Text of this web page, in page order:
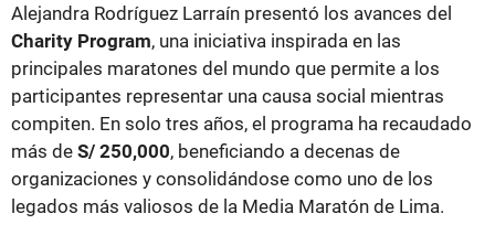
Alejandra Rodríguez Larraín presentó los avances del
Charity Program, una iniciativa inspirada en las
principales maratones del mundo que permite a los
participantes representar una causa social mientras
compiten. En solo tres años, el programa ha recaudado
más de S/ 250,000, beneficiando a decenas de
organizaciones y consolidándose como uno de los
legados más valiosos de la Media Maratón de Lima.